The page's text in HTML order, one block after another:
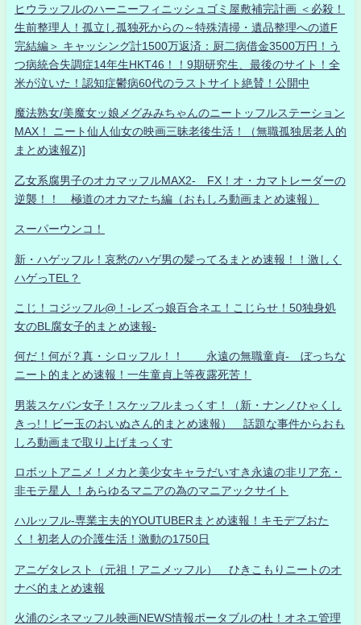
ヒウラッフルのハーニーフィニッシュゴミ屋敷補完計画 ＜必殺！
生前整理人！孤立し孤独死からの～特殊清掃・遺品整理への道F
完結編＞ キャッシング計1500万返済：厨二病借金3500万円！う
つ病統合失調症14年生HKT46！！9期研究生、最後のサイト！全
米が泣いた！認知症鬱病60代のラストサイト絶賛！公開中
魔法熟女/美魔女ッ娘メグみみちゃんのニートッフルステーション
MAX！ ニート仙人仙女の映画三昧老後生活！（無職孤独居老人的
まとめ速報Z)]
乙女系腐男子のオカマッフルMAX2- FX！オ・カマトレーダーの
逆襲！！ 極道のオカマたち編（おもしろ動画まとめ速報）
スーパーウンコ！
新・ハゲッフル！哀愁のハゲ男の髪ってるまとめ速報！！激しく
ハゲっTEL？
こじ！コジッフル@！-レズっ娘百合ネエ！こじらせ！50独身処
女のBL腐女子的まとめ速報-
何だ！何が？真・シロッフル！！ 永遠の無職童貞- ぼっちな
ニート的まとめ速報！一生童貞上等夜露死苦！
男装スケバン女子！スケッフルまっくす！（新・ナンノひゃくし
きっ!！ビー玉のおいぬさん的まとめ速報） 話題な事件からおも
しろ動画まで取り上げまっくす
ロボットアニメ！メカと美少女キャラだいすき永遠の非リア充・
非モテ星人 ！あらゆるマニアの為のマニアックサイト
ハルッフル-専業主夫的YOUTUBERまとめ速報！キモデブおた
く！初老人の介護生活！激動の1750日
アニゲタレスト（元祖！アニメッフル） ひきこもりニートのオ
ナベ的まとめ速報
火浦のシネマッフル映画NEWS情報ポータブルの杜！オネエ管理